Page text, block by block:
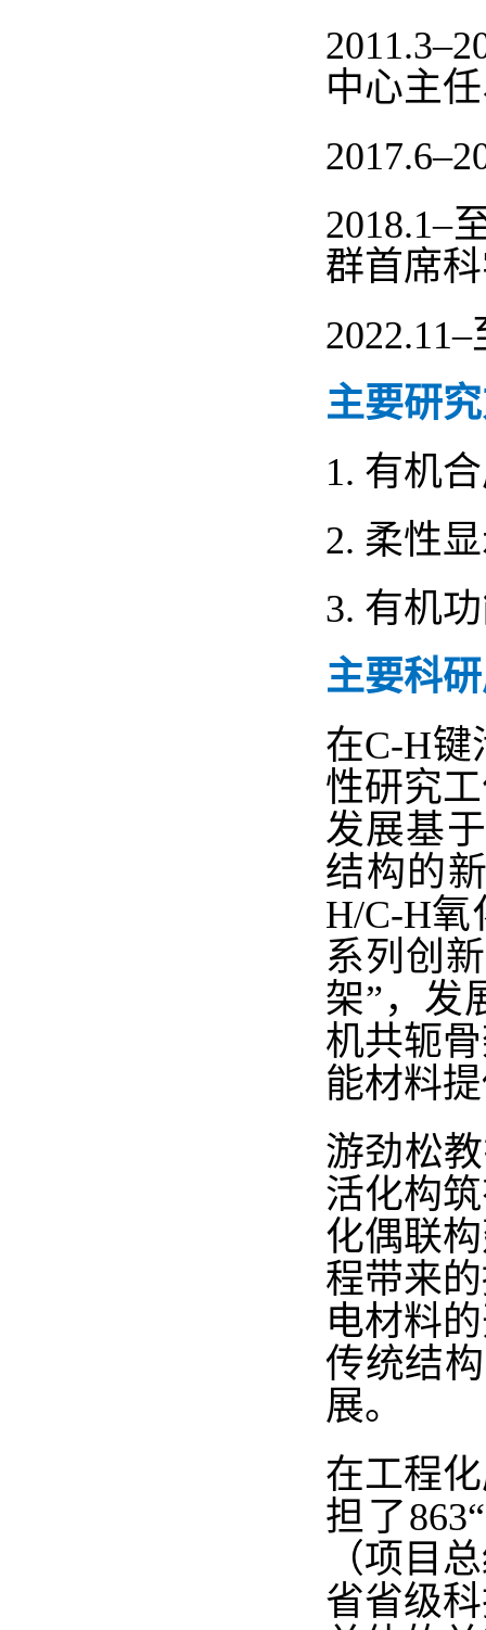
中心主
2018.1–
群首席
2022.11–
主要研
1. 有机
2. 柔性
3. 有机
主要科
在C-H键
性研究
发展基于
结构的
H/C-H氧
系列创
架”，发
机共轭
能材料
游劲松
活化构
化偶联
程带来
电材料
传统结
展。
在工程
担了863
（项目
省省级